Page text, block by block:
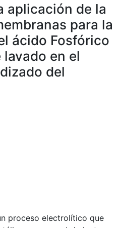
aplicación de la
para la
ácido Fosfórico
lavado en el
del
proceso electrolítico que